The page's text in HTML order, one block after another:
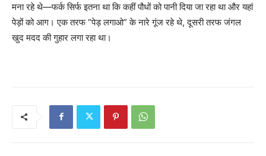
मना रहे थे—फर्क सिर्फ इतना था कि कहीं पौधों को पानी दिया जा रहा था और यहां
पेड़ों को आग। एक तरफ “पेड़ लगाओ” के नारे गूंज रहे थे, दूसरी तरफ जंगल
खुद मदद की गुहार लगा रहा था।